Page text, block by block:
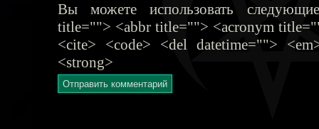
Вы можете использовать
title=""> <abbr title=""> <acronym
<cite> <code> <del datetime="">
<strong>